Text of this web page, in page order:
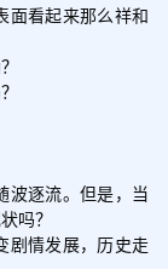
面看起来那么祥和
波逐流。但是，当
吗？
剧情发展，历史走